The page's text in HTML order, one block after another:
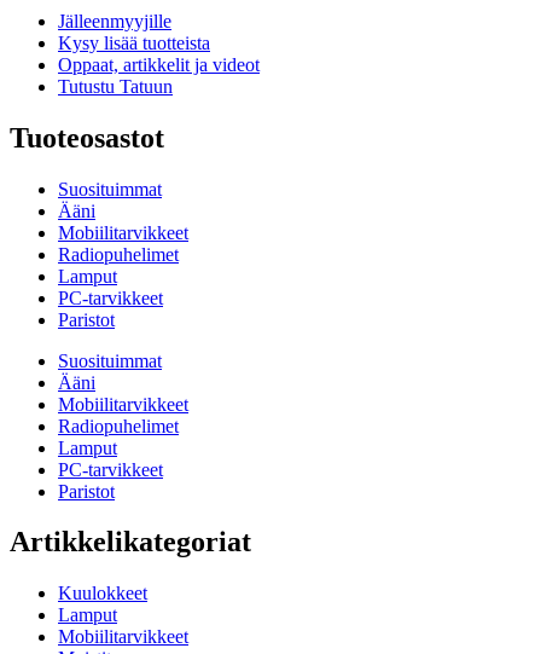
Jälleenmyyjille
Kysy lisää tuotteista
Oppaat, artikkelit ja videot
Tutustu Tatuun
Tuoteosastot
Suosituimmat
Ääni
Mobiilitarvikkeet
Radiopuhelimet
Lamput
PC-tarvikkeet
Paristot
Suosituimmat
Ääni
Mobiilitarvikkeet
Radiopuhelimet
Lamput
PC-tarvikkeet
Paristot
Artikkelikategoriat
Kuulokkeet
Lamput
Mobiilitarvikkeet